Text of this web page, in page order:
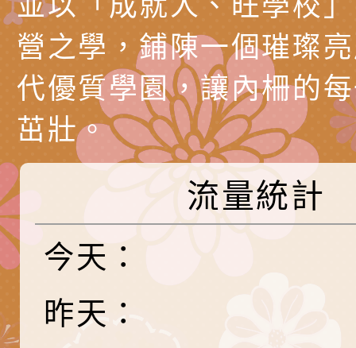
月份公共服務政策溝
訊
檢送本市馬祖新村眷
區《植地有聲》主題
有關本市辦理115年
專注力研習營 「正
緒學習與生命教育(
梯次)」
檢送桃園市政府LED
字稿及LCD託播影片
函轉「2026台東博
海報電子檔及活動介
檢送桃園市政府家庭
「小桃家7月課程資
「HELLO新鮮人」
書會」、「親密關係
有關本局115年「暑
年─青春專案」LED
為配合政府政策宣導
環境
字稿及LCD託播影片
有關桃園市政府家庭
並以「成就人、旺學校
營之學，鋪陳一個璀璨
代優質學園，讓內柵的
茁壯。
流量統計
今天：
昨天：